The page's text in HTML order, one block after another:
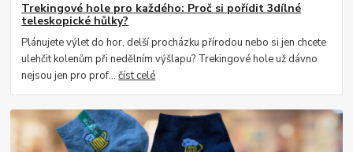
Trekingové hole pro každého: Proč si pořídit 3dílné
teleskopické hůlky?
Plánujete výlet do hor, delší procházku přírodou nebo si jen chcete
ulehčit kolenům při nedělním výšlapu? Trekingové hole už dávno
nejsou jen pro prof...číst celé